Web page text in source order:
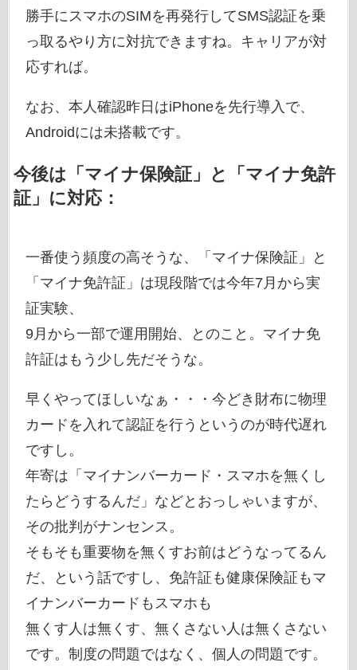
勝手にスマホのSIMを再発行してSMS認証を乗
っ取るやり方に対抗できますね。キャリアが対
応すれば。
なお、本人確認昨日はiPhoneを先行導入で、
Androidには未搭載です。
今後は「マイナ保険証」と「マイナ免許
証」に対応：
一番使う頻度の高そうな、「マイナ保険証」と
「マイナ免許証」は現段階では今年7月から実
証実験、
9月から一部で運用開始、とのこと。マイナ免
許証はもう少し先だそうな。
早くやってほしいなぁ・・・今どき財布に物理
カードを入れて認証を行うというのが時代遅れ
ですし。
年寄は「マイナンバーカード・スマホを無くし
たらどうするんだ」などとおっしゃいますが、
その批判がナンセンス。
そもそも重要物を無くすお前はどうなってるん
だ、という話ですし、免許証も健康保険証もマ
イナンバーカードもスマホも
無くす人は無くす、無くさない人は無くさない
です。制度の問題ではなく、個人の問題です。